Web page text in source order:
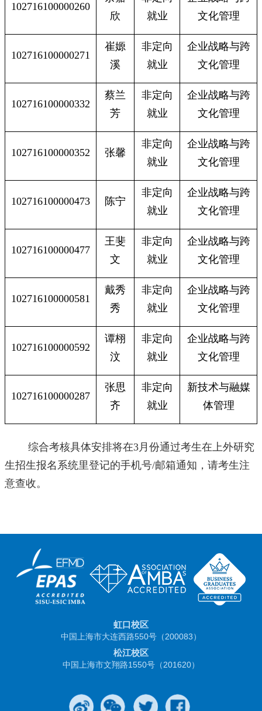
102716100000260
欣
就业
文化管理
102716100000271
崔嫄
溪
非定向
就业
企业战略与跨
文化管理
102716100000332
蔡兰
芳
非定向
就业
企业战略与跨
文化管理
102716100000352 张馨
非定向
就业
企业战略与跨
文化管理
102716100000473 陈宁
非定向
就业
企业战略与跨
文化管理
102716100000477
王斐
文
非定向
就业
企业战略与跨
文化管理
102716100000581
戴秀
秀
非定向
就业
企业战略与跨
文化管理
102716100000592
谭栩
汶
非定向
就业
企业战略与跨
文化管理
102716100000287
张思
齐
非定向
就业
新技术与融媒
体管理
综合考核具体安排将在3 月份通过考生在上外研究
生招生报名系统里登记的手机号/邮箱通知，请考生注
意查收。
虹口校区
中国上海市大连西路550号（200083）
松江校区
中国上海市文翔路1550号（201620）